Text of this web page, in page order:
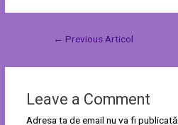
← Previous Articol
Leave a Comment
Adresa ta de email nu va fi publicată.